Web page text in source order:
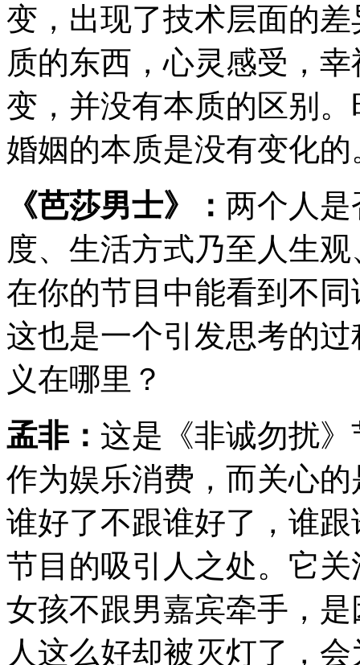
变，出现了技术层面的
质的东西，心灵感受，
变，并没有本质的区别
婚姻的本质是没有变化的
《芭莎男士》： 两个人
度、生活方式乃至人生
在你的节目中能看到不
这也是一个引发思考的
义在哪里？
孟非： 这是《非诚勿扰
作为娱乐消费，而关心
谁好了不跟谁好了，谁
节目的吸引人之处。它
女孩不跟男嘉宾牵手，
人这么好却被灭灯了，